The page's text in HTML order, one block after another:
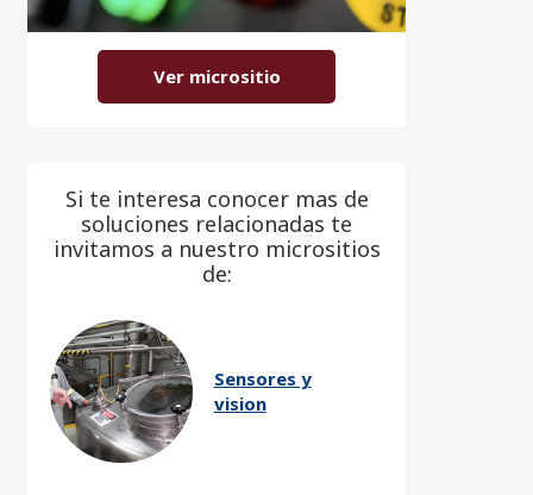
Ver micrositio
Si te interesa conocer mas de
soluciones relacionadas te
invitamos a nuestro micrositios
de:
Sensores y
vision